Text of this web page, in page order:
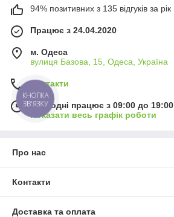
94% позитивних з 135 відгуків за рік
Працює з 24.04.2020
м. Одеса
вулиця Базова, 15, Одеса, Україна
Контакти
Сьогодні працює з 09:00 до 19:00
Показати весь графік роботи
Про нас
Контакти
Доставка та оплата
КНОПКА
ЗВ'ЯЗКУ